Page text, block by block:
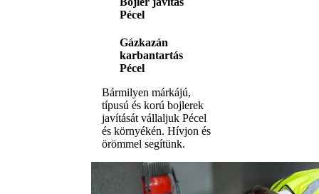
Pécel
Gázkazán
karbantartás
Pécel
Bármilyen márkájú,
típusú és korú bojlerek
javítását vállaljuk Pécel
és környékén. Hívjon és
örömmel segítünk.